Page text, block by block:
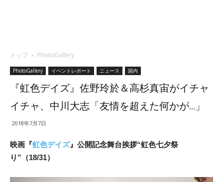
トップ PhotoGallery
PhotoGallery イベントレポート ニュース 国内
『虹色デイズ』佐野玲於＆高杉真宙がイチャ
イチャ、中川大志「友情を超えた何かが…」
2018年7月7日
映画『虹色デイズ』公開記念舞台挨拶“虹色七夕祭
り”（18/31）